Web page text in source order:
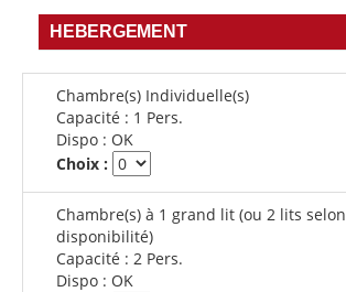
HEBERGEMENT
Chambre(s) Individuelle(s)
Capacité : 1 Pers.
Dispo : OK
Choix :
Chambre(s) à 1 grand lit (ou 2 lits selon
disponibilité)
Capacité : 2 Pers.
Dispo : OK